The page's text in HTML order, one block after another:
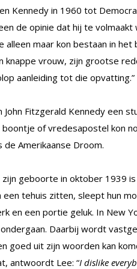
Kennedy in 1960 tot
de opinie dat hij te
alleen maar kon bestaan in
knappe vrouw, zijn grootse
aanleiding tot die opvatting.”
Fitzgerald Kennedy een
of vredesapostel kon
Amerikaanse Droom.
zijn geboorte in oktober 1939
een tehuis zitten, sleept hun
en een portie geluk. In New
Daarbij wordt
goed uit zijn woorden kan
antwoordt Lee: “I dislike